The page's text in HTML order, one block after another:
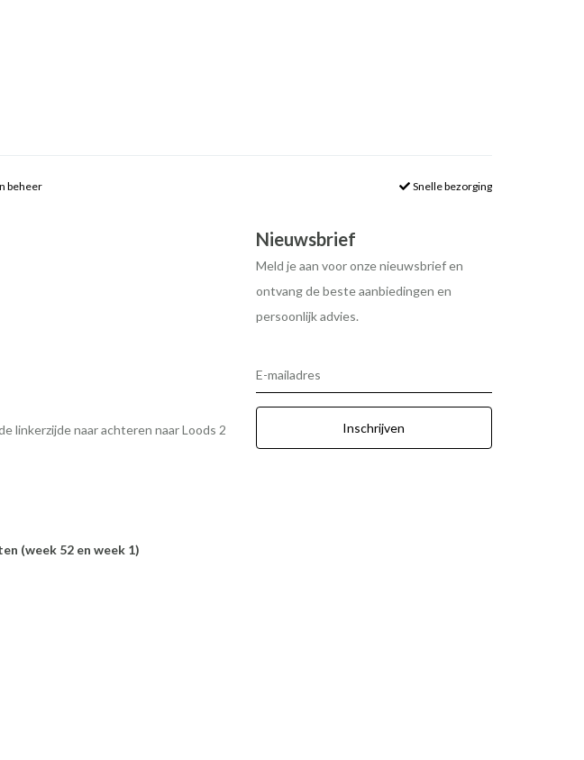
beheer Snelle bezorging
linkerzijde naar achteren naar Loods 2
(week 52 en week 1)
Nieuwsbrief
Meld je aan voor onze nieuwsbrief en
ontvang de beste aanbiedingen en
persoonlijk advies.
E-mailadres
Inschrijven